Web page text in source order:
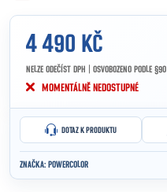
4 490 KČ
NELZE ODEČÍST DPH | OSVOBOZENO PODLE §90
Měrná cena:
MOMENTÁLNĚ NEDOSTUPNÉ
DOTAZ K PRODUKTU
ZNAČKA: POWERCOLOR